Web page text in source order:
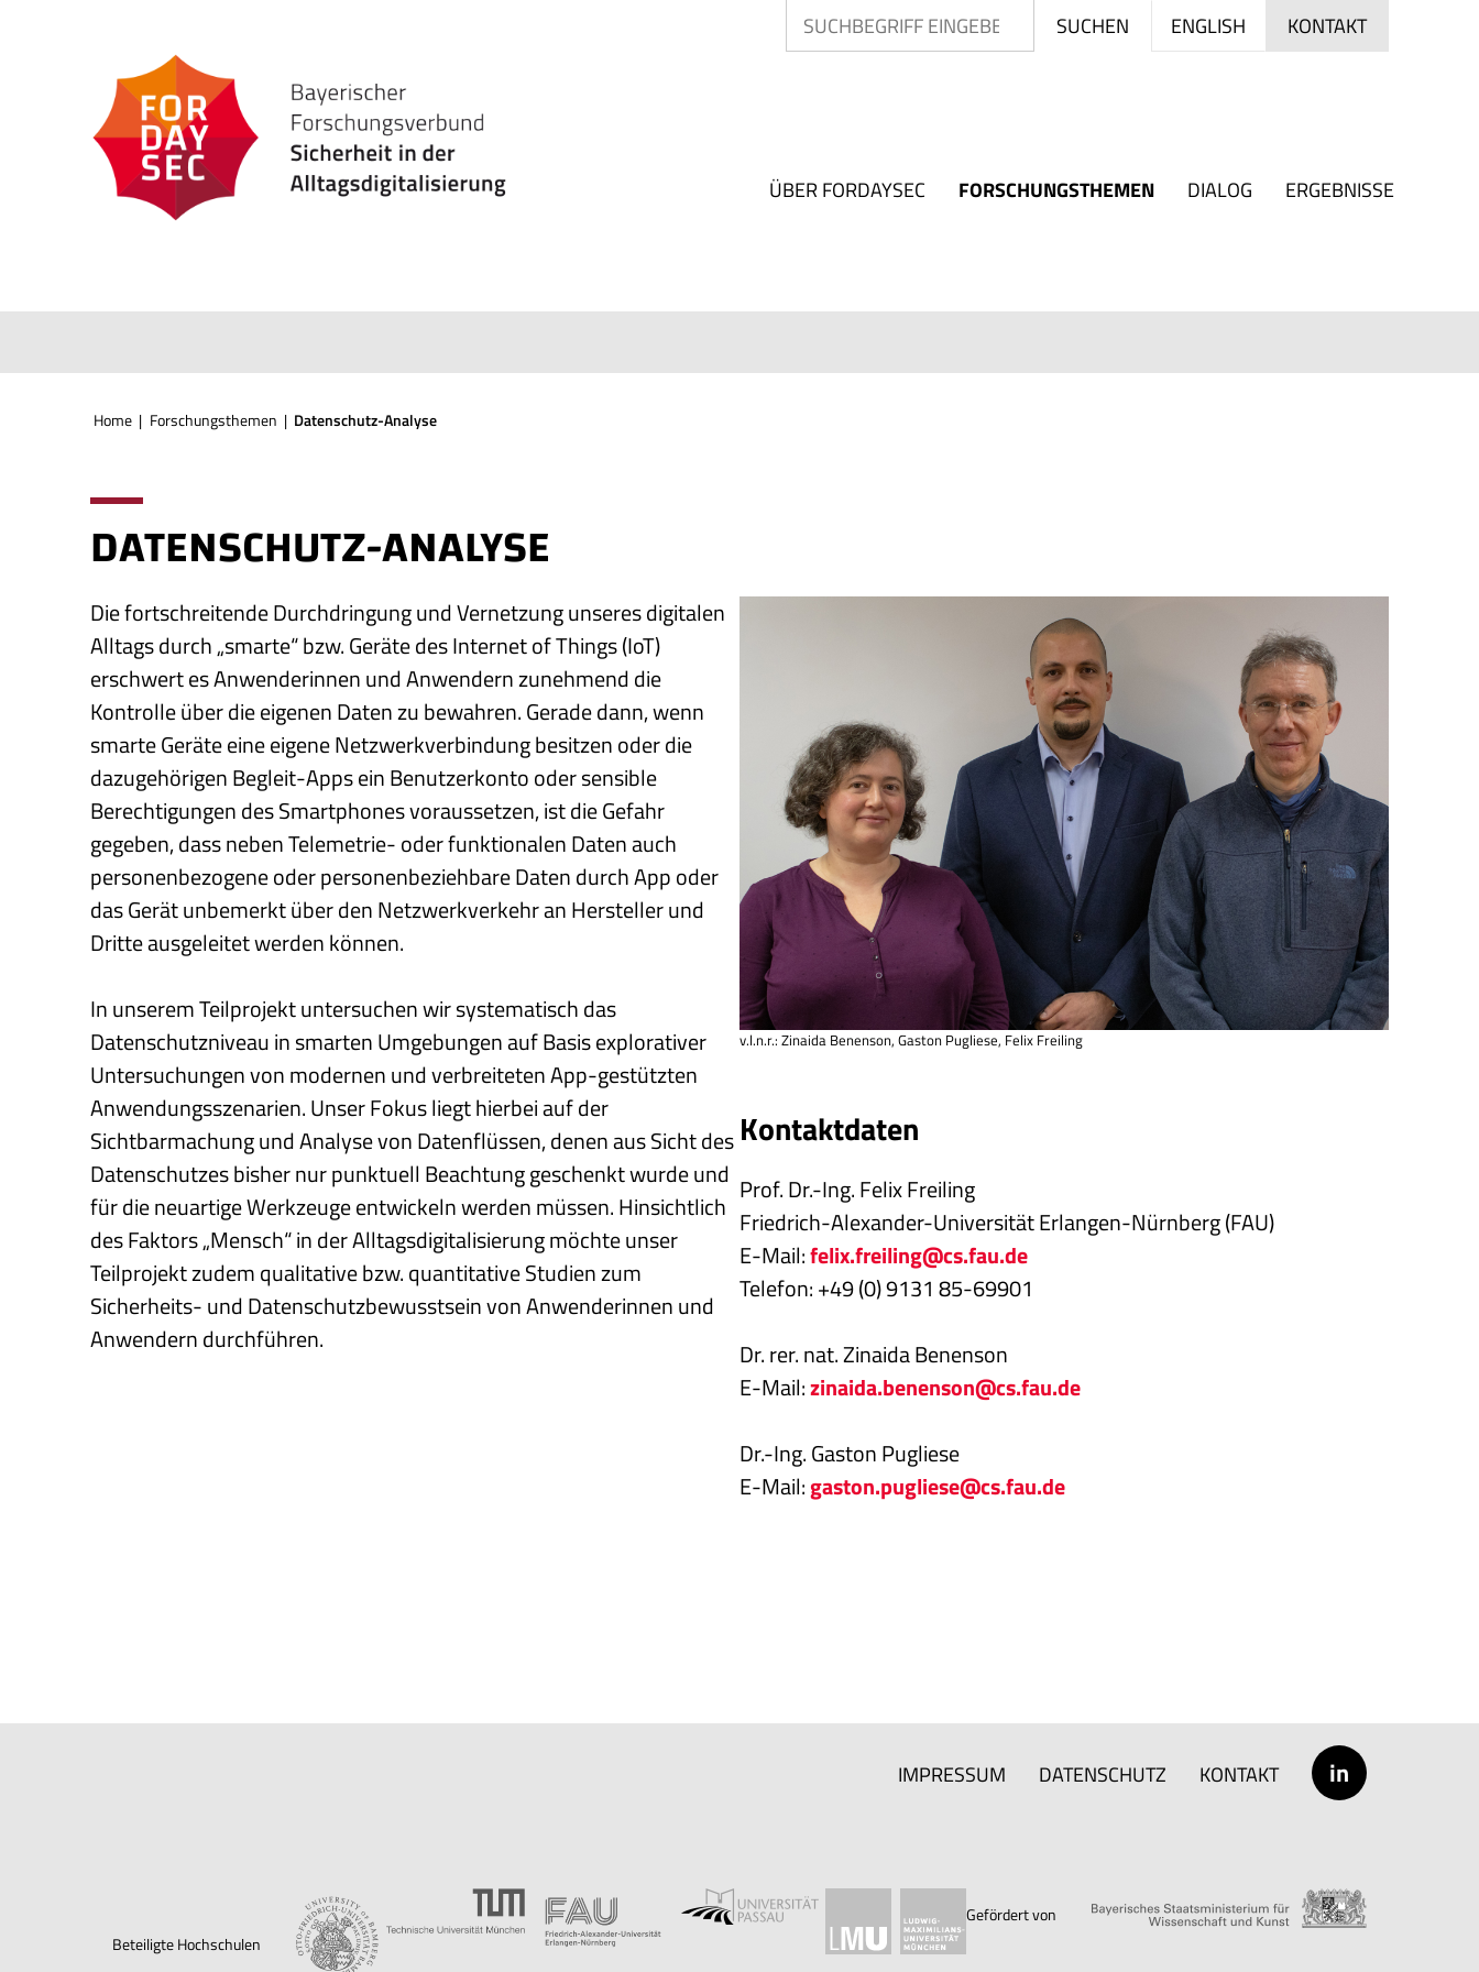
KONTAKT
ENGLISH
SUCHEN
ÜBER FORDAYSEC FORSCHUNGSTHEMEN DIALOG ERGEBNISSE
Home | Forschungsthemen | Datenschutz-Analyse
DATENSCHUTZ-ANALYSE
Die fortschreitende Durchdringung und Vernetzung unseres digitalen
Alltags durch „smarte“ bzw. Geräte des Internet of Things (IoT)
erschwert es Anwenderinnen und Anwendern zunehmend die
Kontrolle über die eigenen Daten zu bewahren. Gerade dann, wenn
smarte Geräte eine eigene Netzwerkverbindung besitzen oder die
dazugehörigen Begleit-Apps ein Benutzerkonto oder sensible
Berechtigungen des Smartphones voraussetzen, ist die Gefahr
gegeben, dass neben Telemetrie- oder funktionalen Daten auch
personenbezogene oder personenbeziehbare Daten durch App oder
das Gerät unbemerkt über den Netzwerkverkehr an Hersteller und
Dritte ausgeleitet werden können.
In unserem Teilprojekt untersuchen wir systematisch das
Datenschutzniveau in smarten Umgebungen auf Basis explorativer
Untersuchungen von modernen und verbreiteten App-gestützten
Anwendungsszenarien. Unser Fokus liegt hierbei auf der
Sichtbarmachung und Analyse von Datenflüssen, denen aus Sicht des
Datenschutzes bisher nur punktuell Beachtung geschenkt wurde und
für die neuartige Werkzeuge entwickeln werden müssen. Hinsichtlich
des Faktors „Mensch“ in der Alltagsdigitalisierung möchte unser
Teilprojekt zudem qualitative bzw. quantitative Studien zum
Sicherheits- und Datenschutzbewusstsein von Anwenderinnen und
Anwendern durchführen.
v.l.n.r.: Zinaida Benenson, Gaston Pugliese, Felix Freiling
Kontaktdaten
Prof. Dr.-Ing. Felix Freiling
Friedrich-Alexander-Universität Erlangen-Nürnberg (FAU)
E-Mail:felix.freiling@cs.fau.de
Telefon: +49 (0) 9131 85-69901
Dr. rer. nat. Zinaida Benenson
E-Mail:zinaida.benenson@cs.fau.de
Dr.-Ing. Gaston Pugliese
E-Mail:gaston.pugliese@cs.fau.de
Beteiligte Hochschulen
Gefördert von
IMPRESSUM DATENSCHUTZ KONTAKT in